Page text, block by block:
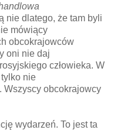
nie dlatego, że tam byli
mówiący
obcokrajowców
oni nie daj
człowieka. W
nie
Wszyscy obcokrajowcy
wydarzeń. To jest ta